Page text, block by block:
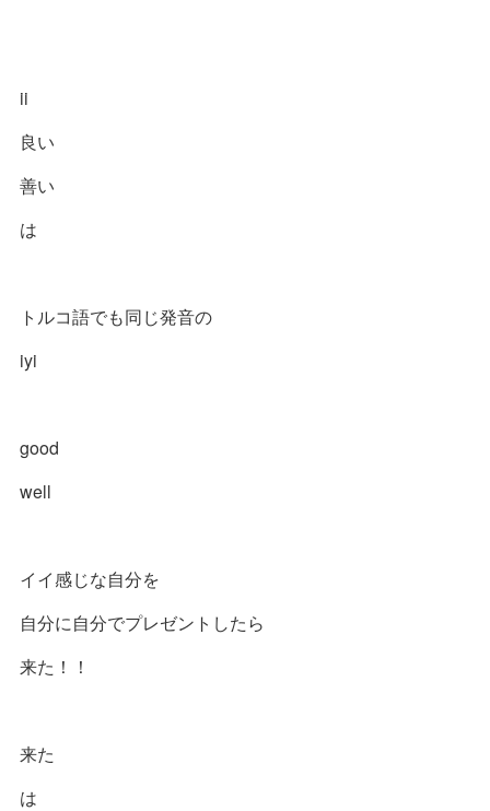
ii
良い
善い
は
トルコ語でも同じ発音の
iyi
good
well
イイ感じな自分を
自分に自分でプレゼントしたら
来た！！
来た
は